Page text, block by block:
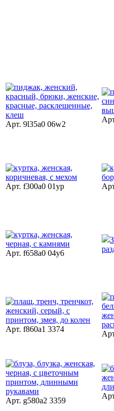
Арт. 9l35a0 06w2
Арт. f300a0 01yp
Арт. f658a0 04y6
Арт. f860a1 3374
Арт. g580a2 3359